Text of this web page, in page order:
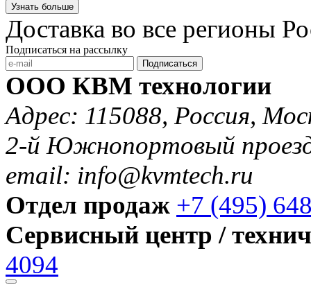
Узнать больше
Доставка во все регионы
Подписаться на рассылку
Подписаться
ООО КВМ технологии
Адрес: 115088, Россия,
2-й Южнопортовый
email: info@kvmtech.ru
Отдел продаж +7 (495)
Сервисный центр /
4094